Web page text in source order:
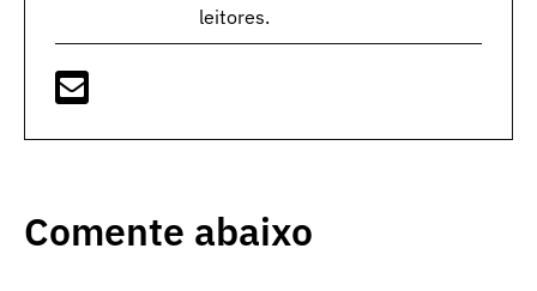
leitores.
Comente abaixo